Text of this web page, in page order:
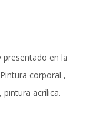
presentado en la
corporal ,
acrílica.